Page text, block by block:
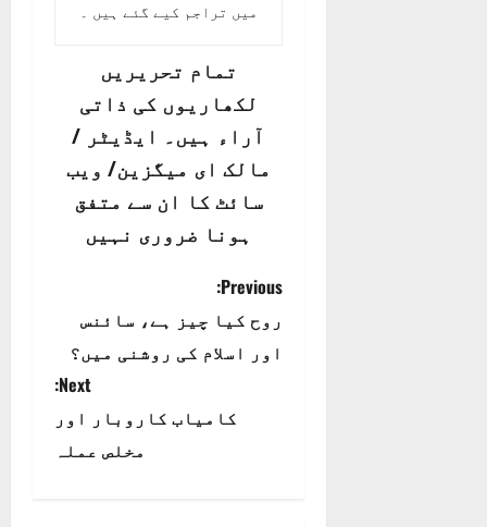
میں تراجم کیے گئے ہیں ۔
تمام تحریریں
لکھاریوں کی ذاتی
آراء ہیں۔ ایڈیٹر /
مالک ای میگزین/ ویب
سائٹ کا ان سے متفق
ہونا ضروری نہیں
P
o
Previous:
روح کیا چیز ہے، سائنس
اور اسلام کی روشنی میں؟
Next:
کامیاب کاروبار اور
مخلص عملہ